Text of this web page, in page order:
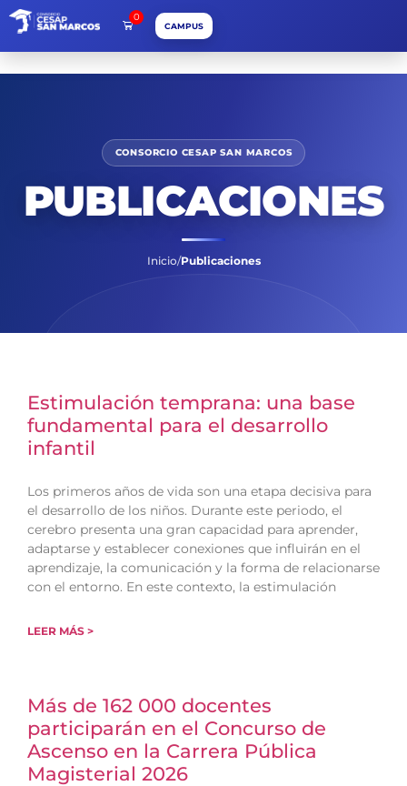
0
CAMPUS
CONSORCIO CESAP SAN MARCOS
PUBLICACIONES
Inicio/Publicaciones
Estimulación temprana: una base
fundamental para el desarrollo
infantil
Los primeros años de vida son una etapa decisiva para
el desarrollo de los niños. Durante este periodo, el
cerebro presenta una gran capacidad para aprender,
adaptarse y establecer conexiones que influirán en el
aprendizaje, la comunicación y la forma de relacionarse
con el entorno. En este contexto, la estimulación
LEER MÁS >
Más de 162 000 docentes
participarán en el Concurso de
Ascenso en la Carrera Pública
Magisterial 2026